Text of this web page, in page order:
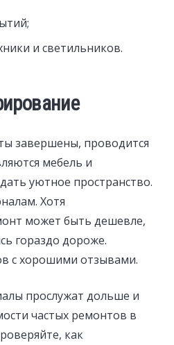
и светильников.
завершены, проводится
мебель и
уютное пространство.
Хотя
может быть дешевле,
гораздо дороже.
с хорошими отзывами.
прослужат дольше и
частых ремонтов в
как